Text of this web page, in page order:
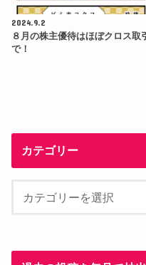
2024.9.2
８月の株主優待はほぼクロス取引
で！
カテゴリー